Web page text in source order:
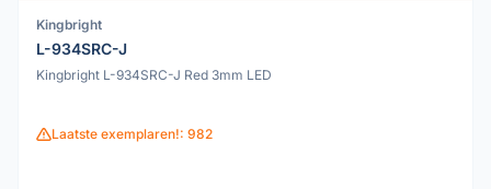
Kingbright
L-934SRC-J
Kingbright L-934SRC-J Red 3mm LED
Laatste exemplaren!: 982